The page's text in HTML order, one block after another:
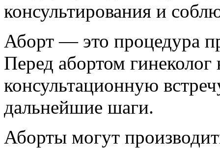
консультирования и
Аборт — это процедура
Перед абортом
консультационную
дальнейшие шаги.
Аборты могут